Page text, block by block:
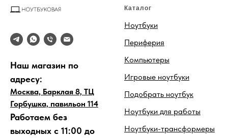
Наш магазин по
адресу:
Москва, Барклая 8, ТЦ
Горбушка, павильон 114
Работаем без
выходных с 11:00 до
Каталог
Ноутбуки
Периферия
Компьютеры
Игровые ноутбуки
Подобрать ноутбук
Ноутбуки для работы
Ноутбуки-трансформеры